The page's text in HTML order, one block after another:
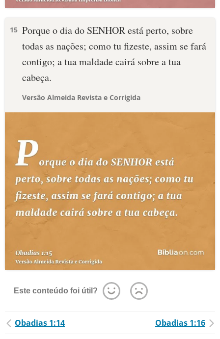
15 Porque o dia do SENHOR está perto, sobre
todas as nações; como tu fizeste, assim se fará
contigo; a tua maldade cairá sobre a tua
cabeça.
Versão Almeida Revista e Corrigida
Este conteúdo foi útil?
Obadias 1:14 Obadias 1:16